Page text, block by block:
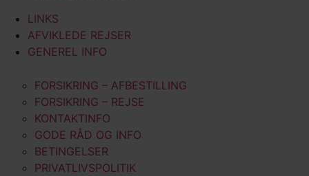
LINKS
AFVIKLEDE REJSER
GENEREL INFO
FORSIKRING – AFBESTILLING
FORSIKRING – REJSE
KONTAKTINFO
GODE RÅD OG INFO
BETINGELSER
PRIVATLIVSPOLITIK